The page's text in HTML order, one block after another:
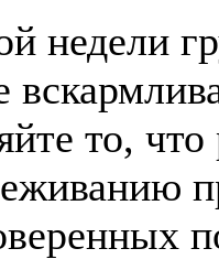
недели
то,